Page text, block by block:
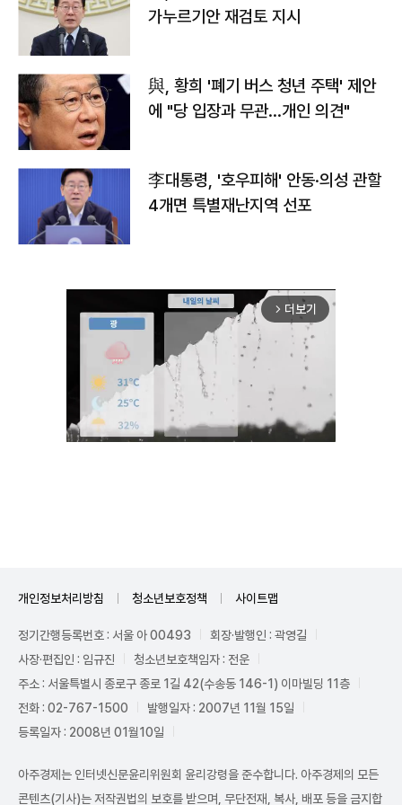
가누르기안 재검토 지시
與, 황희 '폐기 버스 청년 주택' 제안
에 "당 입장과 무관…개인 의견"
李대통령, '호우피해' 안동·의성 관할
4개면 특별재난지역 선포
arrow_forward_ios 더보기
개인정보처리방침 청소년보호정책 사이트맵
정기간행등록번호 : 서울 아 00493
회장·발행인 : 곽영길
사장·편집인 : 임규진
청소년보호책임자 : 전운
주소 : 서울특별시 종로구 종로 1길 42(수송동 146-1) 이마빌딩 11층
전화 : 02-767-1500
발행일자 : 2007년 11월 15일
등록일자 : 2008년 01월10일
아주경제는 인터넷신문윤리위원회 윤리강령을 준수합니다. 아주경제의 모든
콘텐츠(기사)는 저작권법의 보호를 받으며, 무단전재, 복사, 배포 등을 금지합